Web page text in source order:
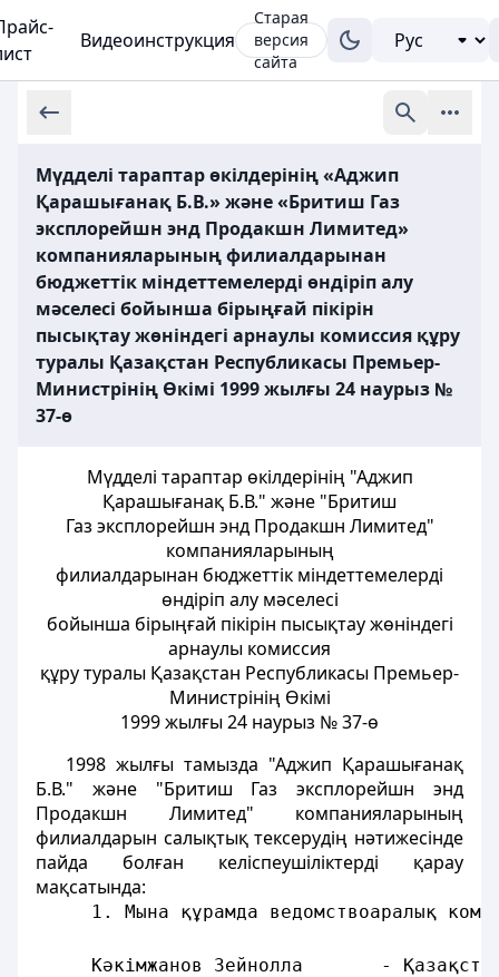
Видеоинструкция
Старая
версия
сайта
Мүдделі тараптар өкілдерінің «Аджип
Қарашығанақ Б.В.» және «Бритиш Газ
эксплорейшн энд Продакшн Лимитед»
компанияларының филиалдарынан
бюджеттік міндеттемелерді өндіріп алу
мәселесі бойынша бірыңғай пікірін
пысықтау жөніндегі арнаулы комиссия құру
туралы Қазақстан Республикасы Премьер-
Министрінің Өкімі 1999 жылғы 24 наурыз №
37-ө
Мүдделі тараптар өкілдерінің "Аджип
Қарашығанақ Б.В." және "Бритиш
Газ эксплорейшн энд Продакшн Лимитед"
компанияларының
филиалдарынан бюджеттік міндеттемелерді
өндіріп алу мәселесі
бойынша бірыңғай пікірін пысықтау жөніндегі
арнаулы комиссия
құру туралы Қазақстан Республикасы Премьер-
Министрінің Өкімі
1999 жылғы 24 наурыз № 37-ө
1998 жылғы тамызда "Аджип Қарашығанақ
Б.В." және "Бритиш Газ эксплорейшн энд
Продакшн Лимитед" компанияларының
филиалдарын салықтық тексерудің нәтижесінде
пайда болған келіспеушіліктерді қарау
мақсатында:
1. Мына құрамда ведомствоаралық
Кәкімжанов Зейнолла       - Қазақстан